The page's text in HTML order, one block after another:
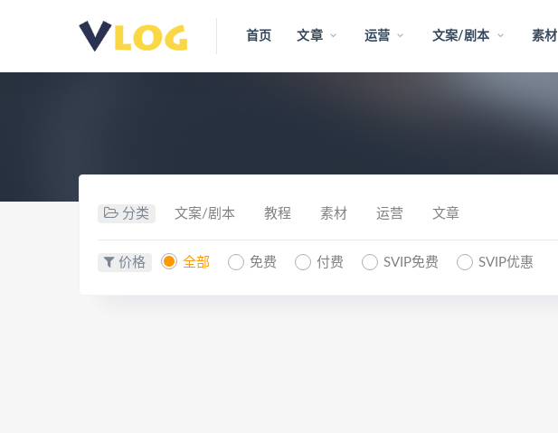
首页 文章 运营 文案/剧本 素材
分类 文案/剧本 教程 素材 运营 文章
价格 全部 免费 付费 SVIP免费 SVIP优惠